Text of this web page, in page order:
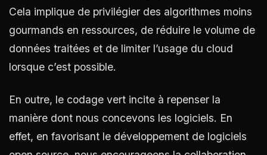
Cela implique de privilégier des algorithmes moins
gourmands en ressources, de réduire le volume de
données traitées et de limiter l’usage du cloud
lorsque c’est possible.
En outre, le codage vert incite à repenser la
manière dont nous concevons les logiciels. En
effet, en favorisant le développement de logiciels